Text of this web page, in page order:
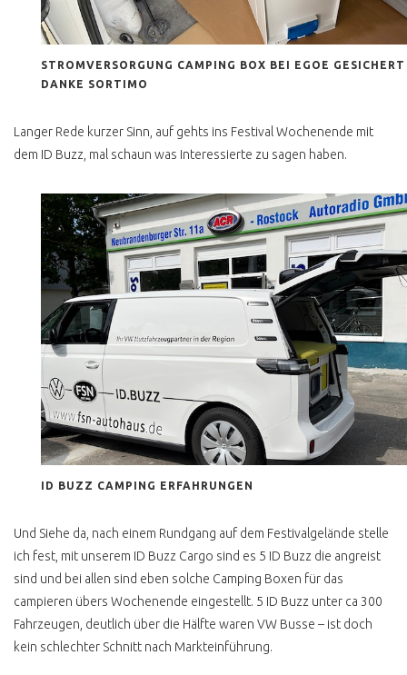
SCHWARZ GEMACHT
UNTERBODEN SCHI SCHI
VW BUS VERKAUFEN
TECHNIK AHH JETZT JA
KLIMAANLAGE
SYNCRO OHNE SPERREN
IST KEIN SYNCRO
SYNCRO HÖHER
VERGLEICH T3 T4
ZAHNRIEMEN ERNEUERN
UMRÜSTUNG AUF
GASBETRIEB
COMFORT KOMMT VOR
IST VW BUS FAHREN
LUXUS?
UMWELTZONE
DIESELFAHRVERBOT
STROMVERSORGUNG CAMPING BOX BEI EGOE GESICHERT
DANKE SORTIMO
Langer Rede kurzer Sinn, auf gehts ins Festival Wochenende mit
dem ID Buzz, mal schaun was Interessierte zu sagen haben.
ID BUZZ CAMPING ERFAHRUNGEN
Und Siehe da, nach einem Rundgang auf dem Festivalgelände stelle
ich fest, mit unserem ID Buzz Cargo sind es 5 ID Buzz die angreist
sind und bei allen sind eben solche Camping Boxen für das
campieren übers Wochenende eingestellt. 5 ID Buzz unter ca 300
Fahrzeugen, deutlich über die Hälfte waren VW Busse – ist doch
kein schlechter Schnitt nach Markteinführung.